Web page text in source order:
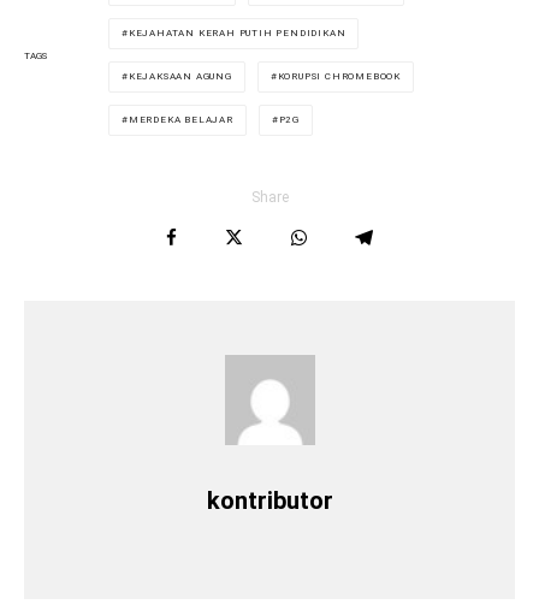
TAGS
KEJAHATAN KERAH PUTIH PENDIDIKAN
KEJAKSAAN AGUNG KORUPSI CHROMEBOOK
MERDEKA BELAJAR P2G
Share
kontributor